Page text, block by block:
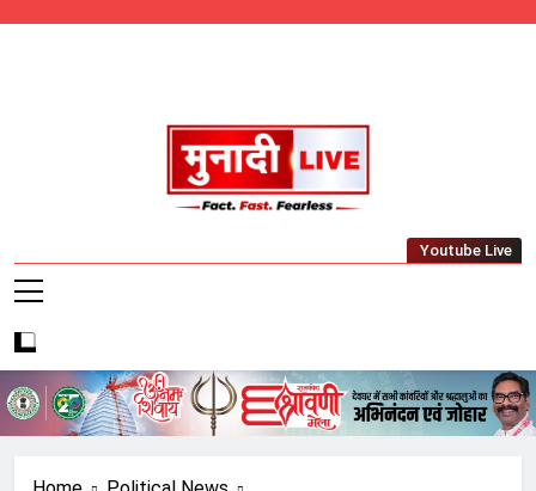
Munadi Live – Jharkhand's Leading Local
Youtube Live